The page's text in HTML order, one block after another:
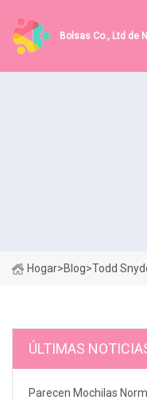
Bolsas Co., Ltd de
Hogar>Blog>Todd
ÚLTIMAS
Parecen Mochilas